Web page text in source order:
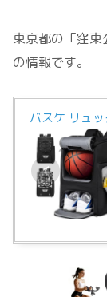
東京都の「窪
の情報です。
バスケ リュ